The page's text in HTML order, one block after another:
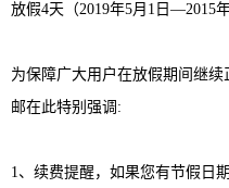
放假4天（2019年5月1日—2015
为保障广大用户在放假期间继
邮在此特别强调:
1、续费提醒，如果您有节假日